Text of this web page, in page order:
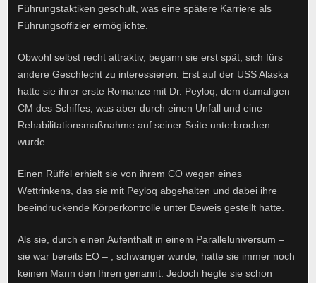
Führungstaktiken geschult, was eine spätere Karriere als
Führungsoffizier ermöglichte.
Obwohl selbst recht attraktiv, begann sie erst spät, sich fürs
andere Geschlecht zu interessieren. Erst auf der USS Alaska
hatte sie ihrer erste Romanze mit Dr. Peyloq, dem damaligen
CM des Schiffes, was aber durch einen Unfall und eine
Rehabilitationsmaßnahme auf seiner Seite unterbrochen
wurde.
Einen Rüffel erhielt sie von ihrem CO wegen eines
Wettrinkens, das sie mit Peyloq abgehalten und dabei ihre
beeindruckende Körperkontrolle unter Beweis gestellt hatte.
Als sie, durch einen Aufenthalt in einem Paralleluniversum –
sie war bereits EO – , schwanger wurde, hatte sie immer noch
keinen Mann den Ihren genannt. Jedoch hegte sie schon